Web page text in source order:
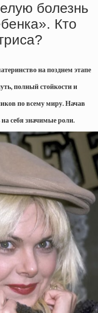
болезнь
Кто
на позднем этапе
полный стойкости и
по всему миру. Начав
себя значимые роли.